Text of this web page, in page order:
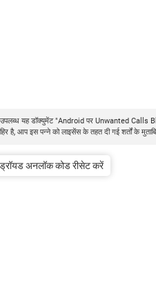
यह डॉक्युमेंट "Android पर Unwanted Calls
है, आप इस पन्ने को लाइसेंस के तहत दी गई शर्तों के
अनलॉक कोड रीसेट करें